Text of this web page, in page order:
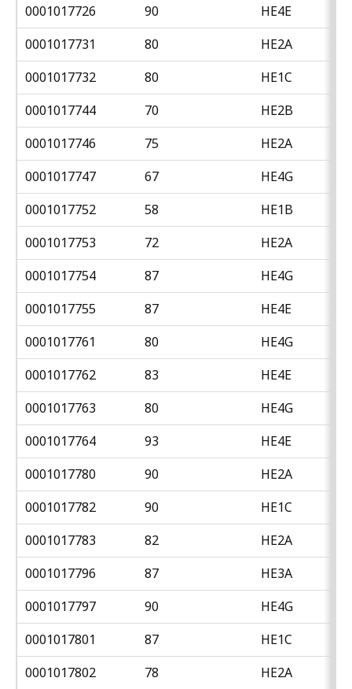
0001017726
90
HE4E
0001017731
80
HE2A
0001017732
80
HE1C
0001017744
70
HE2B
0001017746
75
HE2A
0001017747
67
HE4G
0001017752
58
HE1B
0001017753
72
HE2A
0001017754
87
HE4G
0001017755
87
HE4E
0001017761
80
HE4G
0001017762
83
HE4E
0001017763
80
HE4G
0001017764
93
HE4E
0001017780
90
HE2A
0001017782
90
HE1C
0001017783
82
HE2A
0001017796
87
HE3A
0001017797
90
HE4G
0001017801
87
HE1C
0001017802
78
HE2A